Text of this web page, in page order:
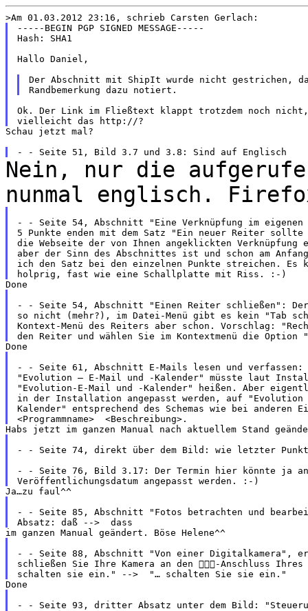
-----BEGIN PGP SIGNED MESSAGE-----
Hash: SHA1
Hallo Daniel,
Der Abschnitt mit ShipIt wurde nicht gestrichen,
Ok. Der Link im Fließtext klappt trotzdem noch
Schau jetzt mal?
Nein, nur die
nunmal englisch.
- - Seite 54, Abschnitt "Eine Verknüpfung im
5 Punkte enden mit dem Satz "Ein neuer Reiter
die Webseite der von Ihnen angeklickten
aber der Sinn des Abschnittes ist und schon am
ich den Satz bei den einzelnen Punkte streichen. Es
- - Seite 54, Abschnitt "Einen Reiter schließen": Der
so nicht (mehr?), im Datei-Menü gibt es kein "Tab
Kontext-Menü des Reiters aber schon. Vorschlag:
- - Seite 61, Abschnitt E-Mails lesen und verfassen:
"Evolution – E-Mail und -Kalender" müsste laut
"Evolution-E-Mail und -Kalender" heißen. Aber
in der Installation angepasst werden, auf "Evolution
Kalender" entsprechend des Schemas wie bei anderen
- - Seite 74, direkt über dem Bild: wie letzter Punkt
- - Seite 76, Bild 3.17: Der Termin hier könnte ja an
- - Seite 85, Abschnitt "Fotos betrachten und
- - Seite 88, Abschnitt "Von einer Digitalkamera",
schließen Sie Ihre Kamera an den -Anschluss Ihres
- - Seite 93, dritter Absatz unter dem Bild: